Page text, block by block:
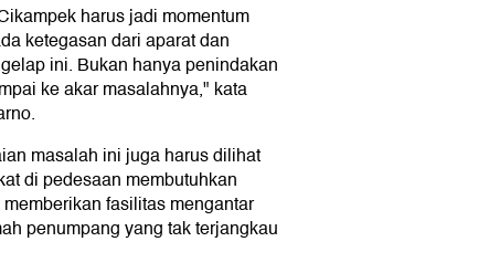
harus jadi momentum
ketegasan dari aparat dan
ini. Bukan hanya penindakan
ke akar masalahnya," kata
masalah ini juga harus dilihat
di pedesaan membutuhkan
fasilitas mengantar
penumpang yang tak terjangkau